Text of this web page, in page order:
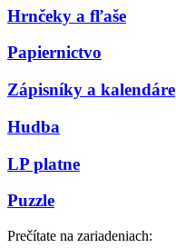
Hrnčeky a fľaše
Papiernictvo
Zápisníky a kalendáre
Hudba
LP platne
Puzzle
Prečítate na zariadeniach: